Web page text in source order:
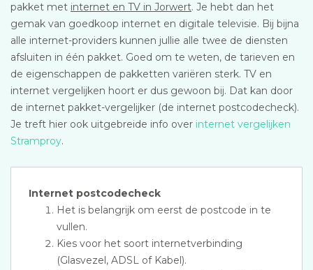
pakket met internet en TV in Jorwert. Je hebt dan het
gemak van goedkoop internet en digitale televisie. Bij bijna
alle internet-providers kunnen jullie alle twee de diensten
afsluiten in één pakket. Goed om te weten, de tarieven en
de eigenschappen de pakketten variëren sterk. TV en
internet vergelijken hoort er dus gewoon bij. Dat kan door
de internet pakket-vergelijker (de internet postcodecheck).
Je treft hier ook uitgebreide info over internet vergelijken
Stramproy.
Internet postcodecheck
Het is belangrijk om eerst de postcode in te
vullen.
Kies voor het soort internetverbinding
(Glasvezel, ADSL of Kabel).